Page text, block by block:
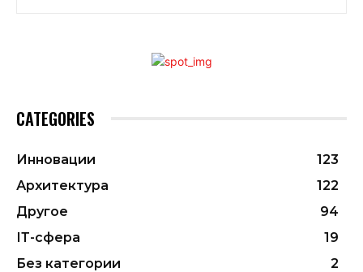
CATEGORIES
Инновации
123
Архитектура
122
Другое
94
ІТ-сфера
19
Без категории
2